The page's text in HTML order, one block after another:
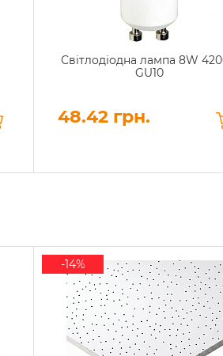
Світлодіодна лампа 8W
GU10
48.42 грн.
-14%